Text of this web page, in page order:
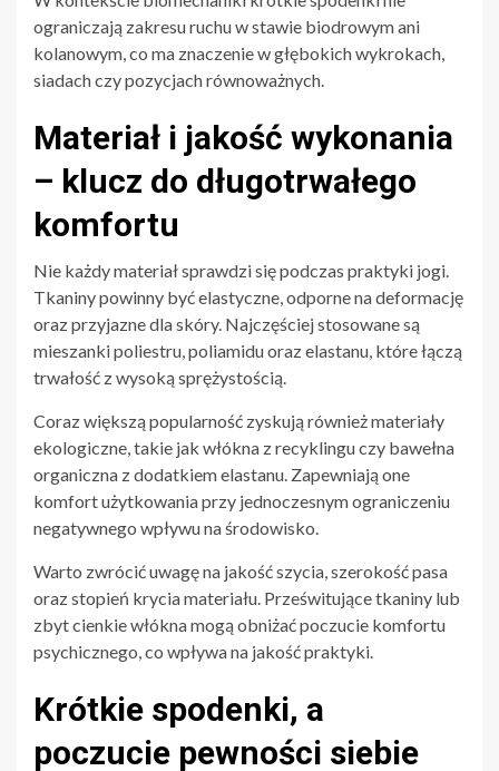
ograniczają zakresu ruchu w stawie biodrowym ani
kolanowym, co ma znaczenie w głębokich wykrokach,
siadach czy pozycjach równoważnych.
Materiał i jakość wykonania
– klucz do długotrwałego
komfortu
Nie każdy materiał sprawdzi się podczas praktyki jogi.
Tkaniny powinny być elastyczne, odporne na deformację
oraz przyjazne dla skóry. Najczęściej stosowane są
mieszanki poliestru, poliamidu oraz elastanu, które łączą
trwałość z wysoką sprężystością.
Coraz większą popularność zyskują również materiały
ekologiczne, takie jak włókna z recyklingu czy bawełna
organiczna z dodatkiem elastanu. Zapewniają one
komfort użytkowania przy jednoczesnym ograniczeniu
negatywnego wpływu na środowisko.
Warto zwrócić uwagę na jakość szycia, szerokość pasa
oraz stopień krycia materiału. Prześwitujące tkaniny lub
zbyt cienkie włókna mogą obniżać poczucie komfortu
psychicznego, co wpływa na jakość praktyki.
Krótkie spodenki, a
poczucie pewności siebie